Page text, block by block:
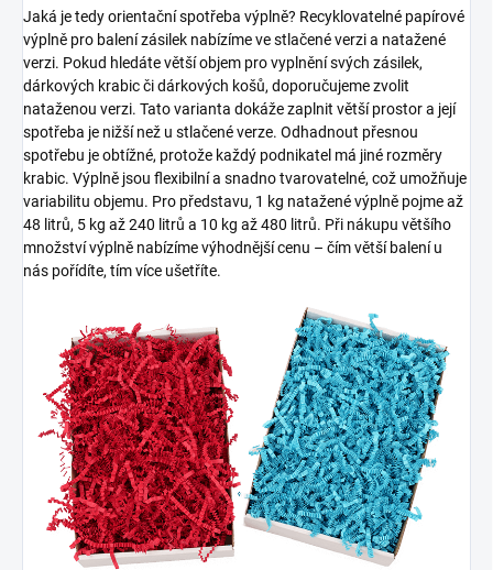
Jaká je tedy orientační spotřeba výplně? Recyklovatelné papírové
výplně pro balení zásilek nabízíme ve stlačené verzi a natažené
verzi. Pokud hledáte větší objem pro vyplnění svých zásilek,
dárkových krabic či dárkových košů, doporučujeme zvolit
nataženou verzi. Tato varianta dokáže zaplnit větší prostor a její
spotřeba je nižší než u stlačené verze. Odhadnout přesnou
spotřebu je obtížné, protože každý podnikatel má jiné rozměry
krabic. Výplně jsou flexibilní a snadno tvarovatelné, což umožňuje
variabilitu objemu. Pro představu, 1 kg natažené výplně pojme až
48 litrů, 5 kg až 240 litrů a 10 kg až 480 litrů. Při nákupu většího
množství výplně nabízíme výhodnější cenu – čím větší balení u
nás pořídíte, tím více ušetříte.